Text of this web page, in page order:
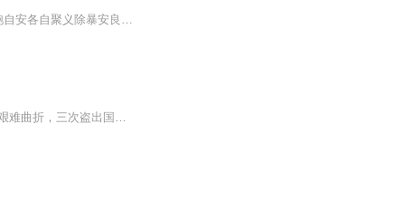
大唐武则天时代，佞邪当道、权奸欺人，百姓生活水深火热。时有北响马花振芳，南水寇鲍自安各自聚义除暴安良，并协助宰相狄仁杰起义，与被迫害老臣薛刚等联手锄奸勤王终成大事。将门之子骆宏勋与江湖响马之女花碧莲一见倾心，历经磨难，终成眷属。本书突破了清代以前旧狭义小说的公案模式，对民国之后武侠小说写法的发展演变有突破性意义。
评书绿林奇侠简介：黄三太借开龙衣会，侮辱狮弟赛毛遂杨香武，惹怒杨香武三进皇宫，历经艰难曲折，三次盗出国宝温凉白玉九龙杯，最终斗群英展神技，喜逢施琅、彭朋、王熙丶梁九公多次保本，又同时结时绿林众豪杰在大家的帮助下，化险为夷被康熙皇帝加封了...